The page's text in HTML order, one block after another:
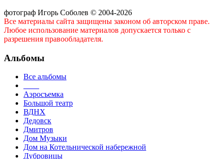
фотограф Игорь Соболев © 2004-2026
Все материалы сайта защищены законом об авторском праве.
Любое использование материалов допускается только с
разрешения правообладателя.
Альбомы
Все альбомы
Аэросъемка
Большой театр
ВДНХ
Дедовск
Дмитров
Дом Музыки
Дом на Котельнической набережной
Дубровицы